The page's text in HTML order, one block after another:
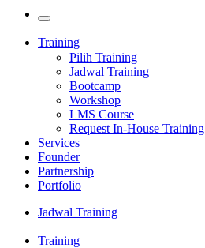
Training
Pilih Training
Jadwal Training
Bootcamp
Workshop
LMS Course
Request In-House Training
Services
Founder
Partnership
Portfolio
Jadwal Training
Training